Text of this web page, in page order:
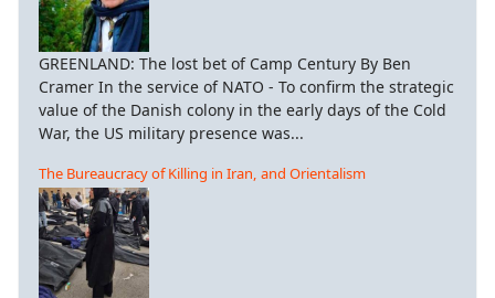
GREENLAND: The lost bet of Camp Century By Ben
Cramer In the service of NATO - To confirm the strategic
value of the Danish colony in the early days of the Cold
War, the US military presence was...
The Bureaucracy of Killing in Iran, and Orientalism